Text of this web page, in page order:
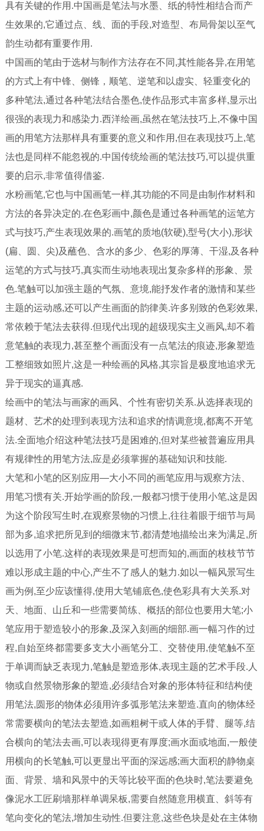
具有关键的作用.中 国画是笔法与水墨、纸的特性相结合而产
生效果的,它通过点、线、面的手段,对造型、布局骨架以至气
韵生动都有重要作用.
中国画的笔由于选材与制作方法存在不同,其性能各异,在用笔
的方式上有中锋、侧锋，顺笔、逆笔和以虚实、轻重变化的
多种笔法,通过各种笔法结合墨色,使作品形式丰富多样,显示出
很强的表现力和感染力.西洋绘画,虽然在笔法技巧上,不像中国
画的用笔方法那样具有重要的意义和作用,但在表现技巧上,笔
法也是同样不能忽视的.中国传统绘画的笔法技巧,可以提供重
要的启示,非常值得借鉴.
水粉画笔,它也与中国画笔一样,其功能的不同是由制作材料和
方法的各异决定的.在色彩画中,颜色是通过各种画笔的运笔方
式与技巧,产生表现效果的.画笔的质地(软硬),型号(大小),形状
(扁、圆、尖)及蘸色、含水的多少、色彩的厚薄、干湿,及各种
运笔的方式与技巧,真实而生动地表现出复杂多样的形象、景
色.笔触可以加强主题的气氛、意境,能抒发作者的激情和某些
主题的运动感,还可以产生画面的韵律美.许多别致的色彩效果,
常依赖于笔法去获得.但现代出现的超级现实主义画风,却不着
意笔触的表现力,甚至整个画面没有一点笔法的痕迹,形象塑造
工整细致如照片,这是一种绘画的风格,其宗旨是极度地追求无
异于现实的逼真感.
绘画中的笔法与画家的画风、个性有密切关系.从选择表现的
题材、艺术的处理到表现方法和追求的情调意境,都离不开笔
法.全面地介绍这种笔法技巧是困难的,但对某些被普遍应用具
有规律性的用笔方法,应是必须掌握的基础知识和技能.
大笔和小笔的区别应用—大小不同的画笔应用与观察方法、
用笔习惯有关.开始学画的阶段,一般都习惯于使用小笔,这是因
为这个阶段写生时,在观察景物的习惯上,往往着眼于细节与局
部为多,追求把所见到的细微末节,都清楚地描绘出来为满足,所
以选用了小笔.这样的表现效果是可想而知的,画面的枝枝节节
难以形成主题的中心,产生不了感人的魅力.如以一幅风景写生
画为例,至少应该懂得,使用大笔铺底色,使色彩具有大关系.对
天、地面、山丘和一些需要简练、概括的部位也要用大笔;小
笔应用于塑造较小的形象,及深入刻画的细部.画一幅习作的过
程,自始至终都需要多支大小画笔分工、交替使用,使笔触不至
于单调而缺乏表现力,笔触是塑造形体,表现主题的艺术手段.人
物或自然景物形象的塑造,必须结合对象的形体特征和结构使
用笔法,圆形的物体必须用许多弧形笔法来塑造.直向的物体经
常需要横向的笔法去塑造,如画粗树干或人体的手臂、腿等,结
合横向的笔法去画,可以表现得更有厚度;画水面或地面,一般使
用横向的长笔触,可以更显出平面的深远感;画大面积的静物桌
面、背景、墙和风景中的天等比较平面的色块时,笔法要避免
像泥水工匠刷墙那样单调呆板,需要自然随意用横直、斜等有
笔向变化的笔法,增加生动性.但要注意,这些色块是处在主体物